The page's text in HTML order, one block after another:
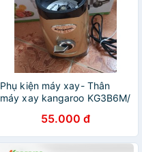
Phụ kiện máy xay- Thân
máy xay kangaroo KG3B6M/
KG3B2/KG4B5/KG3B5M
55.000 đ